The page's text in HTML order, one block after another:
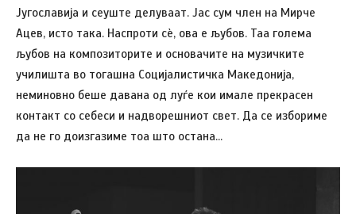
Југославија и сеуште делуваат. Јас сум член на Мирче
Ацев, исто така. Наспроти сѐ, ова е љубов. Таа голема
љубов на композиторите и основачите на музичките
училишта во тогашна Социјалистичка Македонија,
неминовно беше давана од луѓе кои имале прекрасен
контакт со себеси и надворешниот свет. Да се избориме
да не го доизгазиме тоа што остана…